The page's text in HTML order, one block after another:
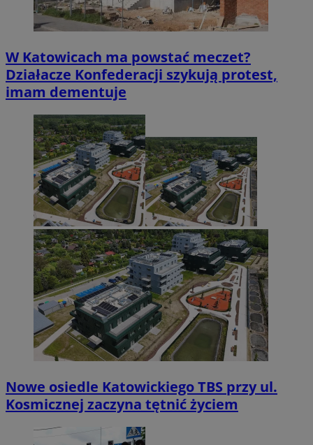
W Katowicach ma powstać meczet?
Działacze Konfederacji szykują protest,
imam dementuje
Nowe osiedle Katowickiego TBS przy ul.
Kosmicznej zaczyna tętnić życiem